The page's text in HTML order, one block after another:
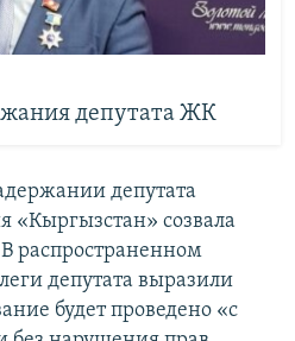
депутата ЖК
депутата
«Кыргызстан» созвала
распространенном
депутата выразили
будет проведено «с